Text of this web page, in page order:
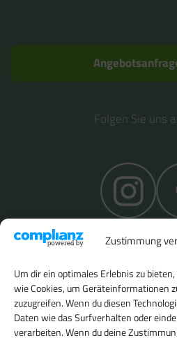
Zustimmung
Um dir ein optimales Erlebnis zu
wie Cookies, um Geräteinformationen
zuzugreifen. Wenn du diesen
Daten wie das Surfverhalten oder
verarbeiten. Wenn du deine
Folgen Sie uns